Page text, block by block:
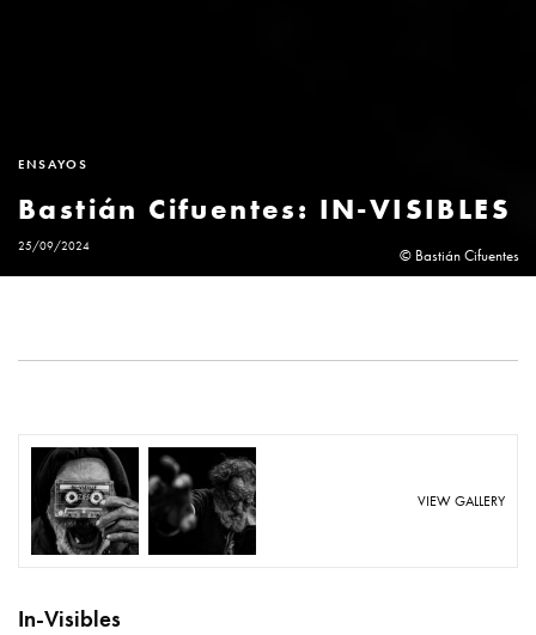
ENSAYOS
Bastián Cifuentes: IN-VISIBLES
25/09/2024 © Bastián Cifuentes
VIEW GALLERY
In-Visibles